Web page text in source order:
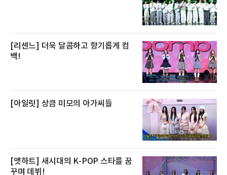
[리센느] 더욱 달콤하고 향기롭게 컴
백!
[아일릿] 상큼 미모의 아가씨들
[앳하트] 새시대의 K-POP 스타를 꿈
꾸며 데뷔!